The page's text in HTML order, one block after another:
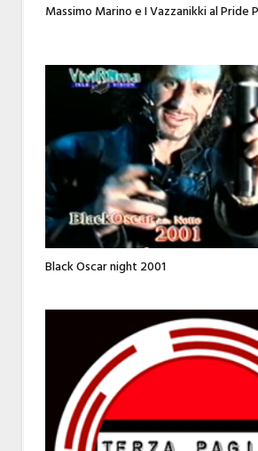
Massimo Marino e I Vazzanikki al Pride
Black Oscar night 2001